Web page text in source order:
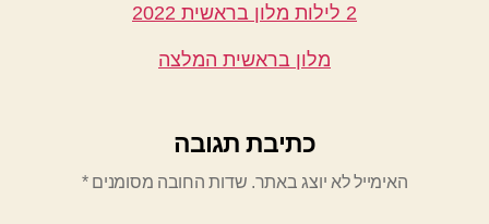
2 לילות מלון בראשית 2022
מלון בראשית המלצה
כתיבת תגובה
האימייל לא יוצג באתר. שדות החובה מסומנים*